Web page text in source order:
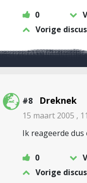
0
Vorige
#8 Dreknek
15 maart 2005 ,
Ik reageerde dus
0
Vorige